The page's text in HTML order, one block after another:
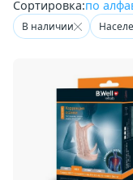
Сортировка:по
В наличии